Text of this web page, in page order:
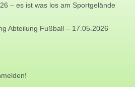
– es ist was los am Sportgelände
Abteilung Fußball – 17.05.2026